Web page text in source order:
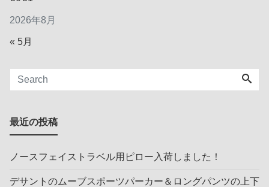
2026年8月
« 5月
最近の投稿
ノースフェイストラベル用ピロー入荷しました！
デサントのムーブスポーツパーカー＆ロングパンツの上下